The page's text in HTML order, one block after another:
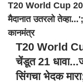
T20 World Cup
मैदानात उतरलो
कानमंत्र
T20 World
चेंडूत 21
सिंगचा भेदक